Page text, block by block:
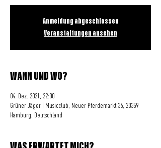
Anmeldung abgeschlossen
Veranstaltungen ansehen
WANN UND WO?
04. Dez. 2021, 22:00
Grüner Jäger | Musicclub, Neuer Pferdemarkt 36, 20359
Hamburg, Deutschland